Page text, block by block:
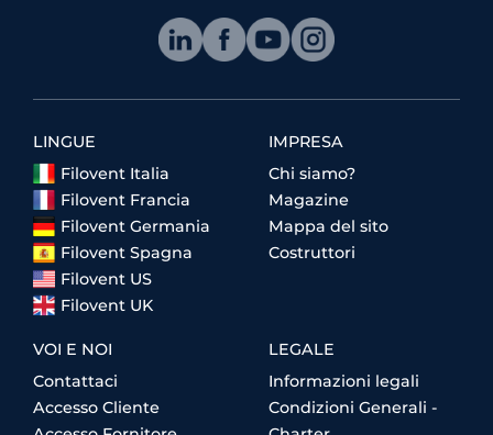
LINGUE
Filovent Italia
Filovent Francia
Filovent Germania
Filovent Spagna
Filovent US
Filovent UK
IMPRESA
Chi siamo?
Magazine
Mappa del sito
Costruttori
VOI E NOI
Contattaci
Accesso Cliente
LEGALE
Informazioni legali
Condizioni Generali -